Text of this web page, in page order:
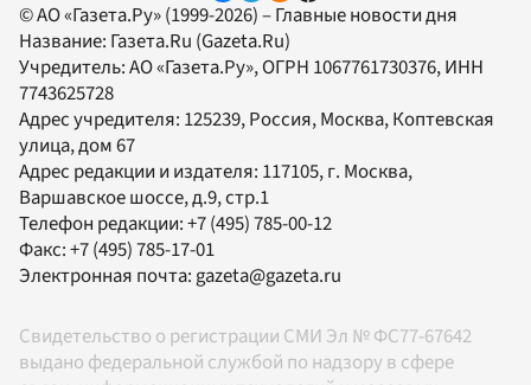
© АО «Газета.Ру» (1999-2026) – Главные новости дня
Название: Газета.Ru (Gazeta.Ru)
Учредитель:АО «Газета.Ру», ОГРН 1067761730376, ИНН
7743625728
Адрес учредителя: 125239, Россия, Москва, Коптевская
улица, дом 67
Адрес редакции и издателя: 117105, г. Москва,
Варшавское шоссе, д.9, стр.1
Телефон редакции:+7 (495) 785-00-12
Факс:+7 (495) 785-17-01
Электронная почта:gazeta@gazeta.ru
Свидетельство о регистрации СМИ Эл № ФС77-67642
выдано федеральной службой по надзору в сфере